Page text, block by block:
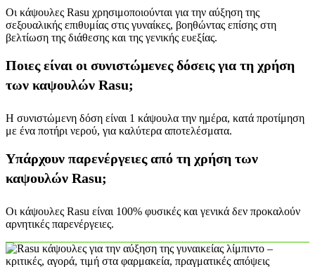
Οι κάψουλες Rasu χρησιμοποιούνται για την αύξηση της
σεξουαλικής επιθυμίας στις γυναίκες, βοηθώντας επίσης στη
βελτίωση της διάθεσης και της γενικής ευεξίας.
Ποιες είναι οι συνιστώμενες δόσεις για τη χρήση
των καψουλών Rasu;
Η συνιστώμενη δόση είναι 1 κάψουλα την ημέρα, κατά προτίμηση
με ένα ποτήρι νερού, για καλύτερα αποτελέσματα.
Υπάρχουν παρενέργειες από τη χρήση των
καψουλών Rasu;
Οι κάψουλες Rasu είναι 100% φυσικές και γενικά δεν προκαλούν
αρνητικές παρενέργειες.